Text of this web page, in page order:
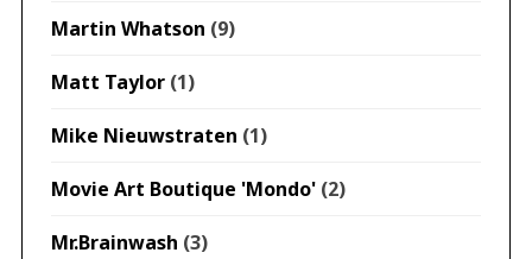
Martin Whatson (9)
Matt Taylor(1)
Mike Nieuwstraten (1)
Movie Art Boutique 'Mondo'(2)
Mr.Brainwash (3)